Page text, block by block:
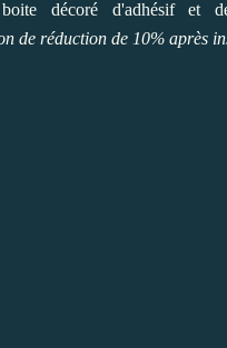
décoré d'adhésif et
de réduction de 10% après